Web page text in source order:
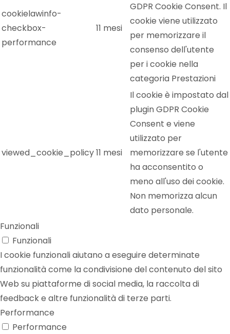
cookielawinfo-
checkbox-
performance
11 mesi
GDPR Cookie Consent. Il
cookie viene utilizzato
per memorizzare il
consenso dell'utente
per i cookie nella
categoria Prestazioni
viewed_cookie_policy11 mesi
Il cookie è impostato dal
plugin GDPR Cookie
Consent e viene
utilizzato per
memorizzare se l'utente
ha acconsentito o
meno all'uso dei cookie.
Non memorizza alcun
dato personale.
Funzionali
Funzionali
I cookie funzionali aiutano a eseguire determinate
funzionalità come la condivisione del contenuto del sito
Web su piattaforme di social media, la raccolta di
feedback e altre funzionalità di terze parti.
Performance
Performance